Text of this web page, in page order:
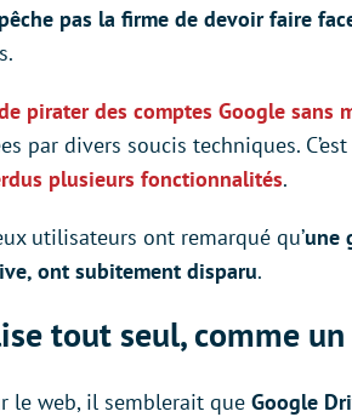
pas la firme de devoir faire
pirater des comptes Google sans
par divers soucis techniques.
plusieurs fonctionnalités.
utilisateurs ont remarqué qu’une
ont subitement disparu.
tout seul, comme
le web, il semblerait que Google